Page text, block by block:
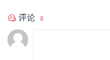
评论 0